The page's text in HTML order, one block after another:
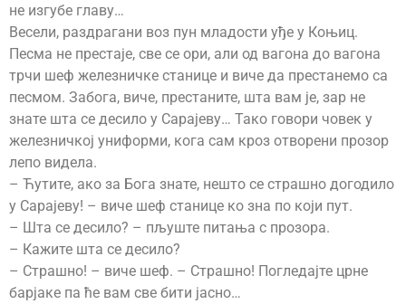
не изгубе главу…
Весели, раздрагани воз пун младости уђе у Коњиц.
Песма не престаје, све се ори, али од вагона до вагона
трчи шеф железничке станице и виче да престанемо са
песмом. Забога, виче, престаните, шта вам је, зар не
знате шта се десило у Сарајеву… Тако говори човек у
железничкој униформи, кога сам кроз отворени прозор
лепо видела.
– Ћутите, ако за Бога знате, нешто се страшно догодило
у Сарајеву! – виче шеф станице ко зна по који пут.
– Шта се десило? – пљуште питања с прозора.
– Кажите шта се десило?
– Страшно! – виче шеф. – Страшно! Погледајте црне
барјаке па ће вам све бити јасно…